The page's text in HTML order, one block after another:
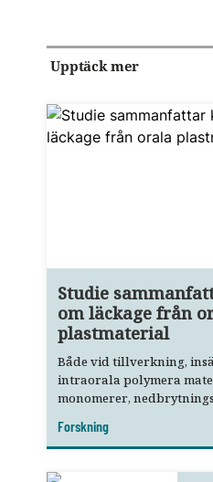
Upptäck mer
Studie
om läckage från
plastmaterial
Både vid tillverkning,
intraorala polymera
monomerer,
Forskning